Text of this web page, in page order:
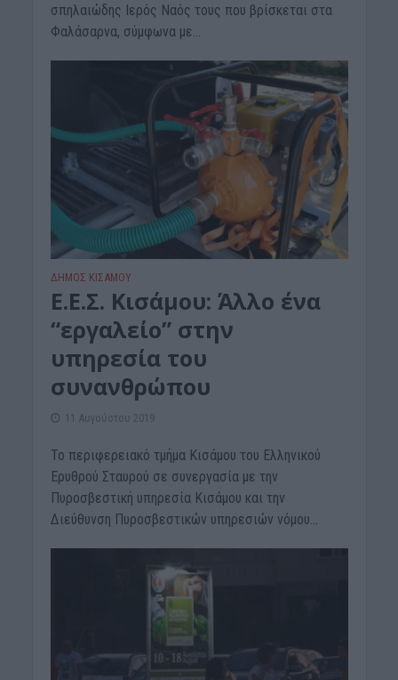
σπηλαιώδης Ιερός Ναός τους που βρίσκεται στα
Φαλάσαρνα, σύμφωνα με...
ΔΉΜΟΣ ΚΙΣΆΜΟΥ
Ε.Ε.Σ. Κισάμου: Άλλο ένα
“εργαλείο” στην
υπηρεσία του
συνανθρώπου
11 Αυγούστου 2019
Το περιφερειακό τμήμα Κισάμου του Ελληνικού
Ερυθρού Σταυρού σε συνεργασία με την
Πυροσβεστική υπηρεσία Κισάμου και την
Διεύθυνση Πυροσβεστικών υπηρεσιών νόμου...